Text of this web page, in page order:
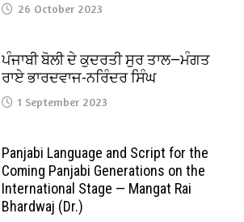
26 October 2023
ਪੰਜਾਬੀ ਬੋਲੀ ਦੇ ਕੁਦਰਤੀ ਸੁਰ ਤਾਲ—ਮੰਗਤ
ਰਾਏ ਭਾਰਦਵਾਜ-ਨਰਿੰਦਰ ਸਿੰਘ
1 September 2023
Panjabi Language and Script for the
Coming Panjabi Generations on the
International Stage — Mangat Rai
Bhardwaj (Dr.)